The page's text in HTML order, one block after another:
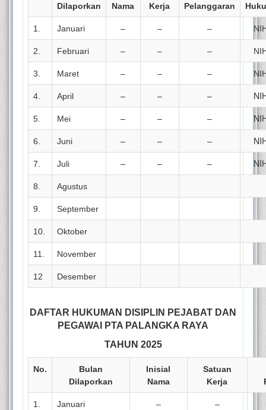
Dilaporkan
Nama
Kerja
Pelanggaran
1. Januari – – –
2. Februari – – –
3. Maret – – –
4. April – – –
5. Mei – – –
6. Juni – – –
7. Juli – – –
8. Agustus
9. September
10. Oktober
11. November
12 Desember
DAFTAR HUKUMAN DISIPLIN PEJABAT DAN
PEGAWAI PTA PALANGKA RAYA
TAHUN 2025
No.
Bulan
Dilaporkan
Inisial
Nama
Satuan
Kerja
1. Januari – –